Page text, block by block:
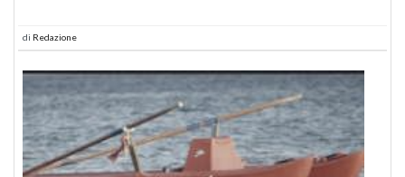
di Redazione